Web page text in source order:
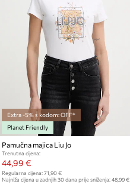
Veličine prikazane u
su prema standardnoj
veličina. Na etiketi
proizvoda nalazi se
proizvođača.
Tablica veličina
Extra -5% s kodom: OFF*
Planet Friendly
Pamučna majica Liu Jo
Trenutna cijena:
44,99 €
Regularna cijena:71,90 €
Najniža cijena u zadnjih 30 dana prije sniženja:48,99 €